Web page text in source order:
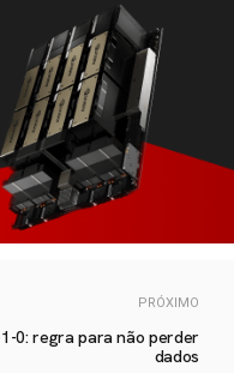
PRÓXIMO
0: regra para não perder
dados